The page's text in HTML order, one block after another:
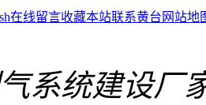
在线留言收藏本站联系黄台 网站地
系统建设厂